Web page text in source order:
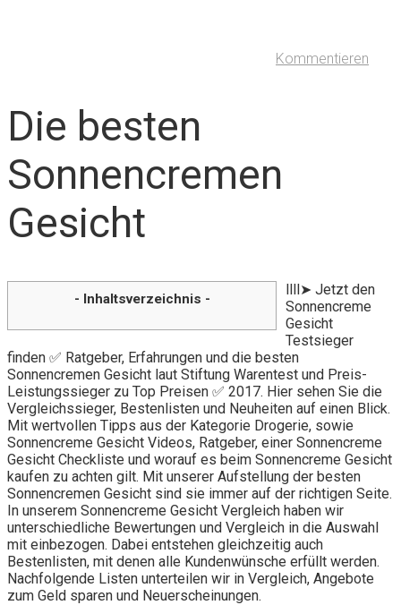
Kommentieren
Die besten
Sonnencremen
Gesicht
- Inhaltsverzeichnis -
llll➤ Jetzt den
Sonnencreme
Gesicht
Testsieger
finden ✅ Ratgeber, Erfahrungen und die besten
Sonnencremen Gesicht laut Stiftung Warentest und Preis-
Leistungssieger zu Top Preisen ✅ 2017. Hier sehen Sie die
Vergleichssieger, Bestenlisten und Neuheiten auf einen Blick.
Mit wertvollen Tipps aus der Kategorie Drogerie, sowie
Sonnencreme Gesicht Videos, Ratgeber, einer Sonnencreme
Gesicht Checkliste und worauf es beim Sonnencreme Gesicht
kaufen zu achten gilt. Mit unserer Aufstellung der besten
Sonnencremen Gesicht sind sie immer auf der richtigen Seite.
In unserem Sonnencreme Gesicht Vergleich haben wir
unterschiedliche Bewertungen und Vergleich in die Auswahl
mit einbezogen. Dabei entstehen gleichzeitig auch
Bestenlisten, mit denen alle Kundenwünsche erfüllt werden.
Nachfolgende Listen unterteilen wir in Vergleich, Angebote
zum Geld sparen und Neuerscheinungen.